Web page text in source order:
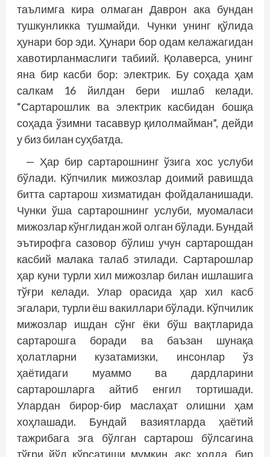
таълимга кира олмаган Даврон ака бундан
тушкунликка тушмайди. Чунки унинг қўлида
ҳунари бор эди. Ҳунари бор одам келажагидан
хавотирланмаслиги табиий. Қолаверса, унинг
яна бир касби бор: электрик. Бу соҳада ҳам
салкам 16 йилдан бери ишлаб келади.
“Сартарошлик ва электрик касбидан бошқа
соҳада ўзимни тасаввур қилолмайман”, дейди
у биз билан суҳбатда.
— Ҳар бир сартарошнинг ўзига хос услуби
бўлади. Кўпчилик мижозлар доимий равишда
битта сартарош хизматидан фойдаланишади.
Чунки ўша сартарошнинг услуби, муомаласи
мижозлар кўнглидан жой олган бўлади. Бундай
эътирофга сазовор бўлиш учун сартарошдан
касбий малака талаб этилади. Сартарошлар
ҳар куни турли хил мижозлар билан ишлашига
тўғри келади. Улар орасида ҳар хил касб
эгалари, турли ёш вакиллари бўлади. Кўпчилик
мижозлар ишдан сўнг ёки бўш вақтларида
сартарошга боради ва баъзан шунақа
ҳолатларни кузатамизки, инсонлар ўз
ҳаётидаги муаммо ва дардларини
сартарошларга айтиб енгил тортишади.
Улардан бирор-бир маслаҳат олишни ҳам
хоҳлашади. Бундай вазиятларда ҳаётий
тажрибага эга бўлган сартарош бўлсагина
тўғри йўл кўрсатиши мумкин, акс ҳолда, бир